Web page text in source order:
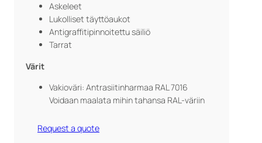
Askeleet
Lukolliset täyttöaukot
Antigraffitipinnoitettu säiliö
Tarrat
Värit
Vakioväri: Antrasiitinharmaa RAL 7016
Voidaan maalata mihin tahansa RAL-väriin
Request a quote